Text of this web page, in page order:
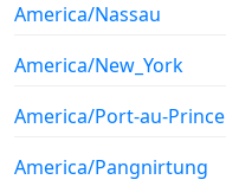
America/Nassau
America/New_York
America/Port-au-Prince
America/Pangnirtung